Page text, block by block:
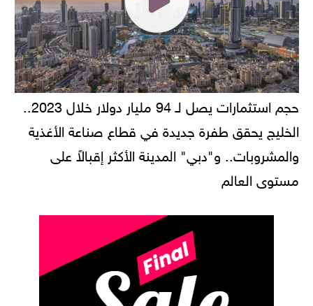
حجم استثمارات يصل لـ 94 مليار دولار خلال 2023..
الخليج يحقق طفرة جديدة في قطاع صناعة الأغذية
والمشروبات.. و"دبي" المدينة الأكثر إقبالاً على
مستوى العالم